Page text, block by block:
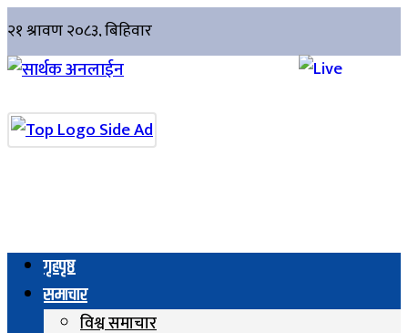
गृहपृष्ठ
समाचार
विश्व समाचार